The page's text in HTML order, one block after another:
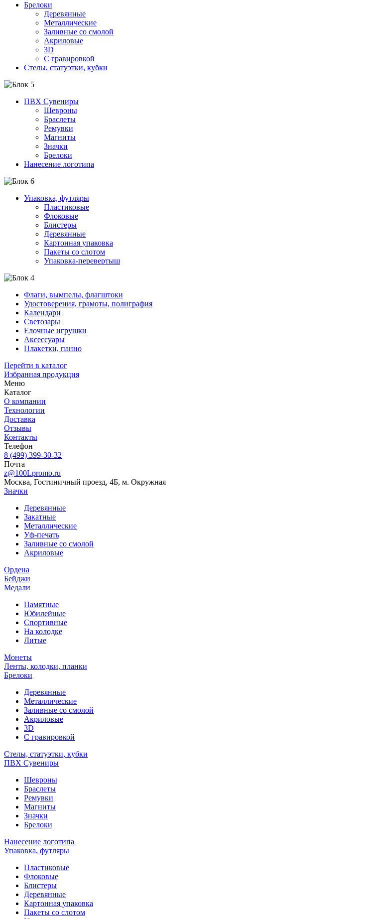
Брелоки
Деревянные
Металлические
Заливные со смолой
Акриловые
3D
C гравировкой
Стелы, статуэтки, кубки
ПВХ Сувениры
Шевроны
Браслеты
Ремувки
Магниты
Значки
Брелоки
Нанесение логотипа
Упаковка, футляры
Пластиковые
Флоковые
Блистеры
Деревянные
Картонная упаковка
Пакеты со слотом
Упаковка-перевертыш
Флаги, вымпелы, флагштоки
Удостоверения, грамоты, полиграфия
Календари
Светозары
Елочные игрушки
Аксессуары
Плакетки, панно
Перейти в каталог
Избранная продукция
Меню
Каталог
О компании
Технологии
Доставка
Отзывы
Контакты
Телефон
8 (499) 399-30-32
Почта
z@100Lpromo.ru
Москва, Гостиничный проезд, 4Б, м. Окружная
Значки
Деревянные
Закатные
Металлические
Уф-печать
Заливные со смолой
Акриловые
Ордена
Бейджи
Медали
Памятные
Юбилейные
Спортивные
На колодке
Литые
Монеты
Ленты, колодки, планки
Брелоки
Деревянные
Металлические
Заливные со смолой
Акриловые
3D
C гравировкой
Стелы, статуэтки, кубки
ПВХ Сувениры
Шевроны
Браслеты
Ремувки
Магниты
Значки
Брелоки
Нанесение логотипа
Упаковка, футляры
Пластиковые
Флоковые
Блистеры
Деревянные
Картонная упаковка
Пакеты со слотом